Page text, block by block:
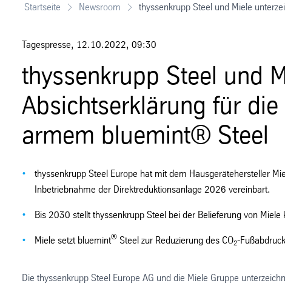
Startseite Newsroom thyssenkrupp Steel und Miele
Tagespresse, 12.10.2022, 09:30
thyssenkrupp Steel und
Absichtserklärung für
armem bluemint® Steel
thyssenkrupp Steel Europe hat mit dem Hausgerätehersteller
Inbetriebnahme der Direktreduktionsanlage 2026 vereinbart.
Bis 2030 stellt thyssenkrupp Steel bei der Belieferung von
Miele setzt bluemint® Steel zur Reduzierung des CO2-
Die thyssenkrupp Steel Europe AG und die Miele Gruppe